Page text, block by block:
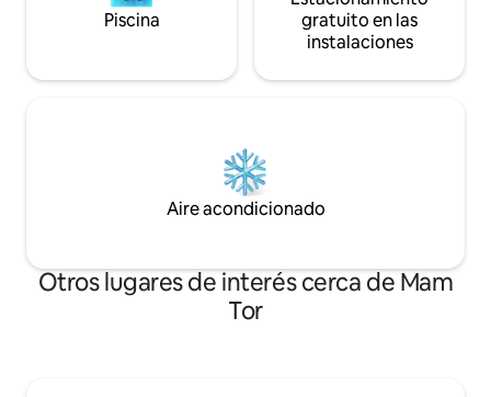
Piscina
gratuito en las
instalaciones
Aire acondicionado
Otros lugares de interés cerca de Mam
Tor